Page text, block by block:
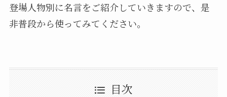
登場人物別に名言をご紹介していきますので、是
非普段から使ってみてください。
目次